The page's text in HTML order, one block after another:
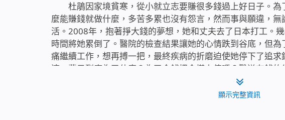
杜鵑因家境貧寒，從小就立志要賺很多錢過上好日子。
麼能賺錢就做什麼，多苦多累也沒有怨言，然而事與願違，
活。2008年，抱著掙大錢的夢想，她和丈夫去了日本打工。
時間將她累倒了。醫院的檢查結果讓她的心情跌到谷底，但
痛繼續工作，想再搏一把，最終疾病的折磨迫使她停下了追
這一輩子到底為了什麼？為了金錢把命搭上值嗎？難道有錢
海中徘徊。不久，全能神的末世救恩臨到了她。從全能神的
白了人應該為什麼活著，該怎樣活著才是有意義的人生……每
顯示完整資訊